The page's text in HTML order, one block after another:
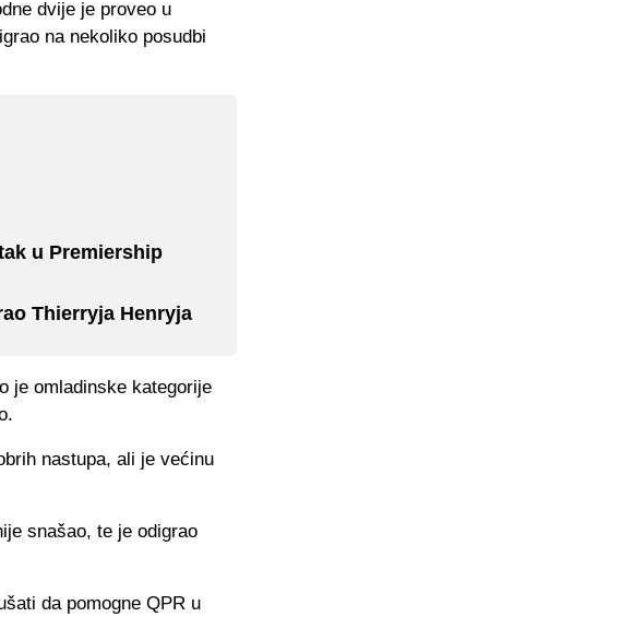
dvije je proveo u
na nekoliko posudbi
u Premiership
Thierryja Henryja
je omladinske kategorije
nastupa, ali je većinu
snašao, te je odigrao
da pomogne QPR u